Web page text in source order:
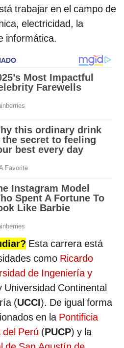
trabajar en el campo de
electricidad, la
informática.
Esta carrera está
como Ricardo
de Ingeniería y
Universidad Continental
(UCCI). De igual forma
en la Pontificia
del Perú (PUCP) y la